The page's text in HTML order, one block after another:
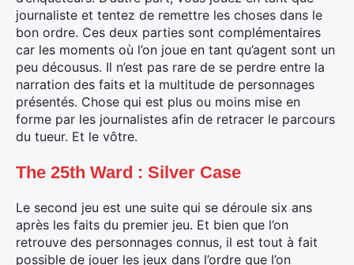
journaliste et tentez de remettre les choses dans le
bon ordre. Ces deux parties sont complémentaires
car les moments où l’on joue en tant qu’agent sont un
peu décousus. Il n’est pas rare de se perdre entre la
narration des faits et la multitude de personnages
présentés. Chose qui est plus ou moins mise en
forme par les journalistes afin de retracer le parcours
du tueur. Et le vôtre.
The 25th Ward : Silver Case
Le second jeu est une suite qui se déroule six ans
après les faits du premier jeu. Et bien que l’on
retrouve des personnages connus, il est tout à fait
possible de jouer les jeux dans l’ordre que l’on